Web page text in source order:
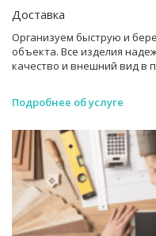
Доставка
Организуем быструю и
объекта. Все изделия
качество и внешний вид в
Подробнее об услуге